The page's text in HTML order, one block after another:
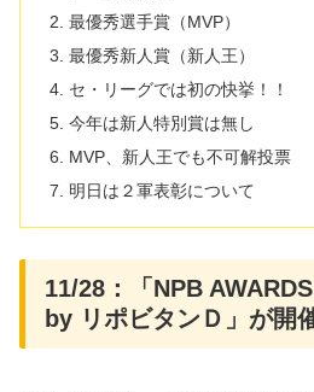
最優秀選手賞（MVP）
最優秀新人賞（新人王）
セ・リーグでは初の快挙！！
今年は新人特別賞は無し
MVP、新人王でも不可解投票
明日は２軍表彰について
11/28：「NPB
by リポビタンＤ」が開